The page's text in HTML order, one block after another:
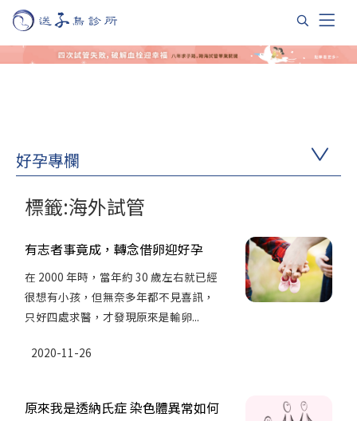
好孕專欄
標籤:海外試管
有志者事竟成，轉念借卵迎好孕
在 2000 年時，當年約 30 歲左右就已經
很想有小孩，但無奈多年都不見喜訊，
只好四處求醫，才發現原來是輸卵...
2020-11-26
原來我是透納氏症 染色體異常如何